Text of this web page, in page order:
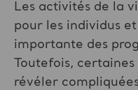
Les activités de la
pour les individus
importante des
Toutefois,
révéler